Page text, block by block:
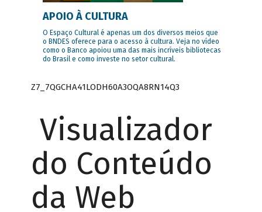
APOIO À CULTURA
O Espaço Cultural é apenas um dos diversos meios que
o BNDES oferece para o acesso à cultura. Veja no vídeo
como o Banco apoiou uma das mais incríveis bibliotecas
do Brasil e como investe no setor cultural.
Z7_7QGCHA41LODH60A3OQA8RN14Q3
Visualizador
do Conteúdo
da Web